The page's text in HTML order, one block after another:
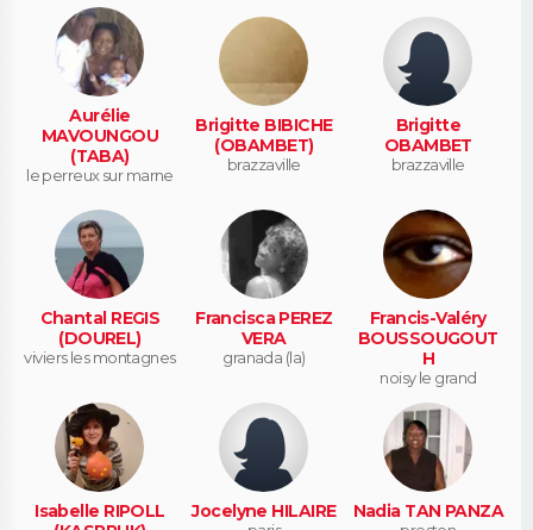
Aurélie
MAVOUNGOU
(TABA)
le perreux sur marne
Brigitte BIBICHE
(OBAMBET)
brazzaville
Brigitte
OBAMBET
brazzaville
Chantal REGIS
(DOUREL)
viviers les montagnes
Francisca PEREZ
VERA
granada (la)
Francis-Valéry
BOUSSOUGOUT
H
noisy le grand
Isabelle RIPOLL
Jocelyne HILAIRE Nadia TAN PANZA